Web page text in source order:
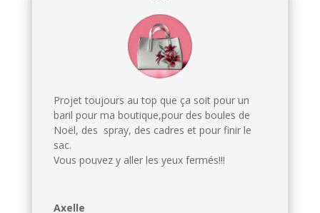
Projet toujours au top que ça soit pour un
baril pour ma boutique,pour des boules de
Noël, des spray, des cadres et pour finir le
sac.
Vous pouvez y aller les yeux fermés!!!
Axelle